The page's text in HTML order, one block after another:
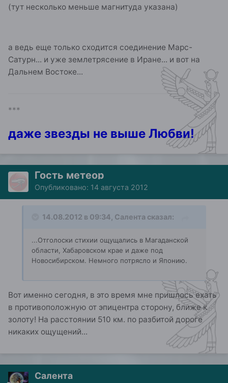
(тут несколько меньше магнитуда указана)
а ведь еще только сходится соединение Марс-
Сатурн... и уже землетрясение в Иране... и вот на
Дальнем Востоке...
***
даже звезды не выше Любви!
Гость метеор
Опубликовано: 14 августа 2012
14.08.2012 в 09:34, Салента сказал:
...Отголоски стихии ощущались в Магаданской
области, Хабаровском крае и даже под
Новосибирском. Немного потрясло и Японию.
Вот именно сегодня, в это время мне пришлось ехать
в противоположную от эпицентра сторону, ближе к
золоту! На расстоянии 510 км. по разбитой дороге
никаких ощущений...
Салента